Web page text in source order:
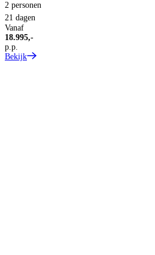
2 personen
21 dagen
Vanaf
18.995,-
p.p.
Bekijk